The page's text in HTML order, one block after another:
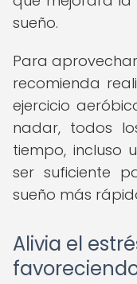
sueño.
Para
recomienda
ejercicio
nadar, todos
tiempo, incluso
ser suficiente
sueño más
Alivia el